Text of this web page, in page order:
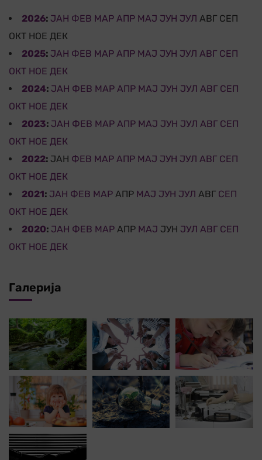
2026: ЈАН ФЕВ МАР АПР МАЈ ЈУН ЈУЛ АВГ СЕП
ОКТ НОЕ ДЕК
2025: ЈАН ФЕВ МАР АПР МАЈ ЈУН ЈУЛ АВГ СЕП
ОКТ НОЕ ДЕК
2024: ЈАН ФЕВ МАР АПР МАЈ ЈУН ЈУЛ АВГ СЕП
ОКТ НОЕ ДЕК
2023: ЈАН ФЕВ МАР АПР МАЈ ЈУН ЈУЛ АВГ СЕП
ОКТ НОЕ ДЕК
2022: ЈАН ФЕВ МАР АПР МАЈ ЈУН ЈУЛ АВГ СЕП
ОКТ НОЕ ДЕК
2021: ЈАН ФЕВ МАР АПР МАЈ ЈУН ЈУЛ АВГ СЕП
ОКТ НОЕ ДЕК
2020: ЈАН ФЕВ МАР АПР МАЈ ЈУН ЈУЛ АВГ СЕП
ОКТ НОЕ ДЕК
Галерија